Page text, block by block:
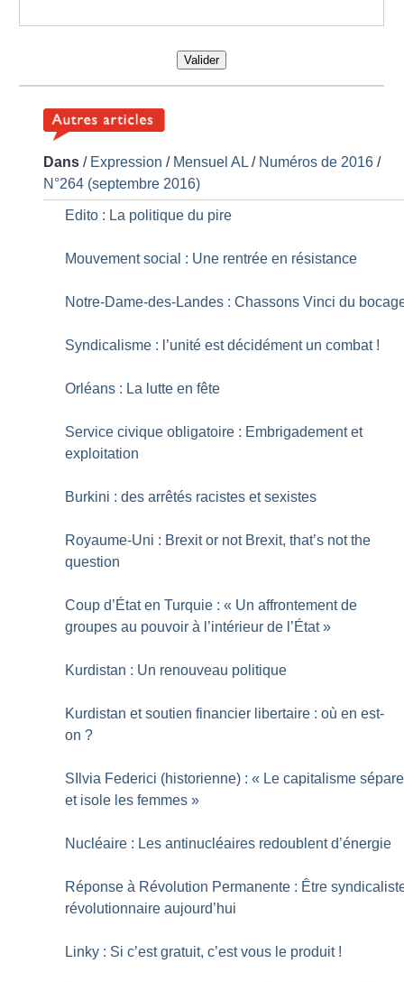
Valider
Dans / Expression / Mensuel AL/ Numéros de 2016 /
N°264 (septembre 2016)
Edito : La politique du pire
Mouvement social : Une rentrée en résistance
Notre-Dame-des-Landes : Chassons Vinci du
Syndicalisme : l’unité est décidément un combat !
Orléans : La lutte en fête
Service civique obligatoire : Embrigadement et
exploitation
Burkini : des arrêtés racistes et sexistes
Royaume-Uni : Brexit or not Brexit, that’s not the
question
Coup d’État en Turquie : « Un affrontement de
groupes au pouvoir à l’intérieur de l’État »
Kurdistan : Un renouveau politique
Kurdistan et soutien financier libertaire : où en est-
on ?
SIlvia Federici (historienne) : « Le capitalisme sépare
et isole les femmes »
Nucléaire : Les antinucléaires redoublent d’énergie
Réponse à Révolution Permanente : Être
révolutionnaire aujourd’hui
Linky : Si c’est gratuit, c’est vous le produit !